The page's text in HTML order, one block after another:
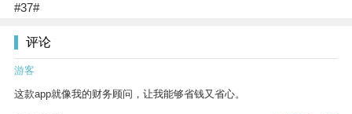
#37#
评论
游客
这款app就像我的财务顾问，让我能够省钱又省心。